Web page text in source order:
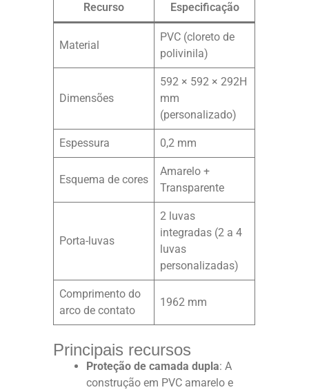
Recurso Especificação
Material
PVC (cloreto de
polivinila)
Dimensões
592 × 592 × 292H
mm
(personalizado)
Espessura 0,2 mm
Esquema de cores
Amarelo +
Transparente
Porta-luvas
2 luvas
integradas (2 a 4
luvas
personalizadas)
Comprimento do
arco de contato
1962 mm
Principais recursos
Proteção de camada dupla: A
construção em PVC amarelo e